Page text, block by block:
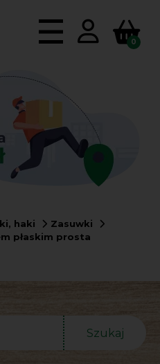
0
haki
Zasuwki
płaskim prosta
Szukaj